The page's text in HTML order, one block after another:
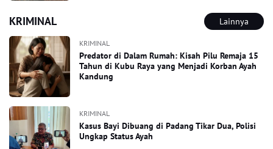
KRIMINAL Lainnya
KRIMINAL
Predator di Dalam Rumah: Kisah Pilu Remaja 15
Tahun di Kubu Raya yang Menjadi Korban Ayah
Kandung
KRIMINAL
Kasus Bayi Dibuang di Padang Tikar Dua, Polisi
Ungkap Status Ayah